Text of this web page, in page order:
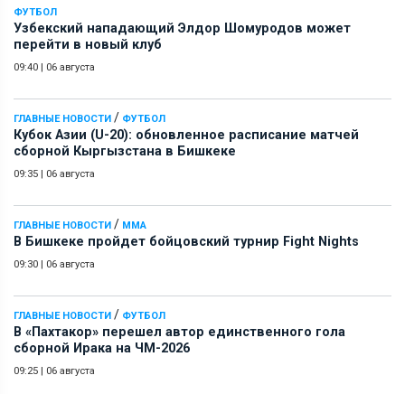
ФУТБОЛ
Узбекский нападающий Элдор Шомуродов может
перейти в новый клуб
09:40 | 06 августа
ГЛАВНЫЕ НОВОСТИ / ФУТБОЛ
Кубок Азии (U-20): обновленное расписание матчей
сборной Кыргызстана в Бишкеке
09:35 | 06 августа
ГЛАВНЫЕ НОВОСТИ / ММА
В Бишкеке пройдет бойцовский турнир Fight Nights
09:30 | 06 августа
ГЛАВНЫЕ НОВОСТИ / ФУТБОЛ
В «Пахтакор» перешел автор единственного гола
сборной Ирака на ЧМ-2026
09:25 | 06 августа